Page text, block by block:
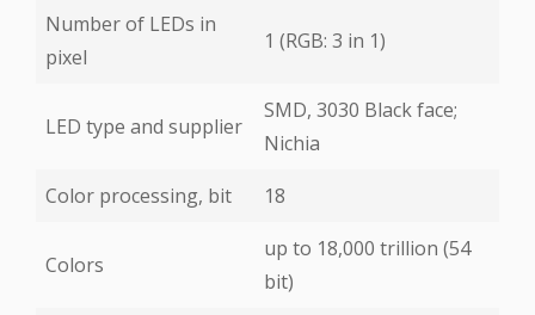
Number of LEDs in
pixel
1 (RGB: 3 in 1)
LED type and supplier
SMD, 3030 Black face;
Nichia
Color processing, bit
18
Colors
up to 18,000 trillion (54
bit)